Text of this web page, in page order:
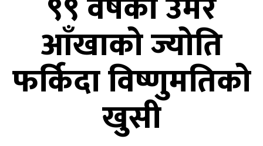
आँखाको ज्योति
फर्किदा विष्णुमतिको
खुसी